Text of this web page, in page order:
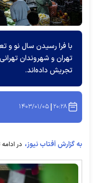
با فرا رسیدن سال نو و
تهران و شهروندان
تجریش داده‌اند.
۲۰:۲۸ ۱۴۰۳/۰۱/۰۵
به گزارش آفتاب نیوز، در